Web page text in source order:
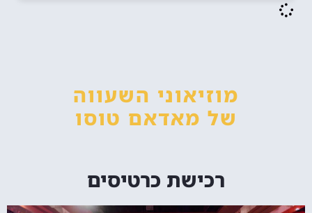
מוזיאוני השעווה
של מאדאם טוסו
רכישת כרטיסים